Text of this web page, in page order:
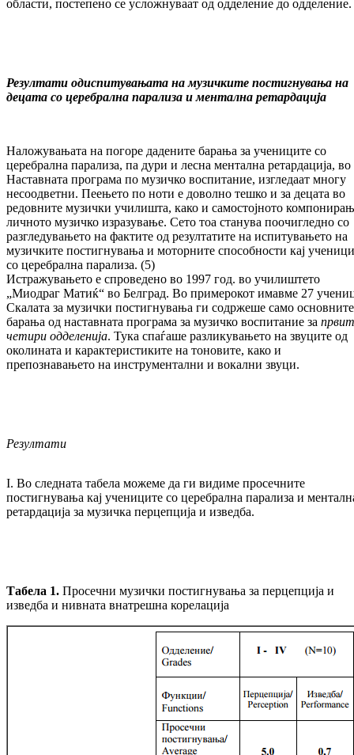
области, пос­те­пе­но се усложнуваат од одделение до одде­ление.
Резултати одиспитувањата на музичките постигнувања на
децата со церебрална парализа и ментална ретардација
Наложувањата на погоре дадените барања за уче­ниците со
церебрална парализа, па дури и лесна ментална ретардација, во
Наставната про­грама по музичко воспитание, изгледаат многу
несоодветни. Пеењето по ноти е до­волно тешко и за децата во
редовните му­зич­ки училишта, како и самостојното
личното музичко изразување. Сето тоа станува поочигледно со
разгледувањето на фактите од резултатите на испитувањето на
музичките постигнувања и моторните спо­собности кај
со церебрална парализа. (5)
Истражувањето е спроведено во 1997 год. во учи­лиштето
„Миодраг Матиќ“ во Белград. Во примерокот имавме 27
Скалата за музички постигнувања ги содржеше само основните
барања од наставната програма за музичко воспитание за
четири одделенија. Тука спаѓаше разликувањето на звуците од
околината и карактеристиките на тоновите, како и
препознавањето на инстру­мен­тални и вокални звуци.
Резултати
I. Во следната табела можеме да ги видиме просечните
постигнувања кај учениците со церебрална парализа и
ретардација за музичка перцепција и изведба.
Табела 1. Просечни музички постигнувања за перцепција и
изведба и нивната внатрешна корелација